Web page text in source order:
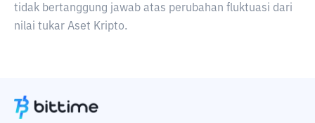
tidak bertanggung jawab atas perubahan fluktuasi dari
nilai tukar Aset Kripto.